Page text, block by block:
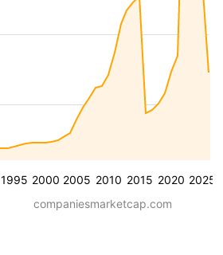
1995 2000 2005 2010 2015 2020 2025
companiesmarketcap.com